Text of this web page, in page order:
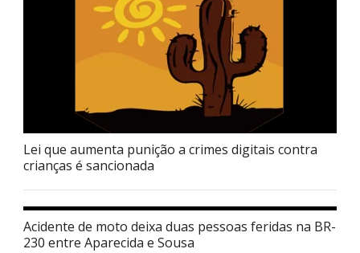
Lei que aumenta punição a crimes digitais contra
crianças é sancionada
Acidente de moto deixa duas pessoas feridas na BR-
230 entre Aparecida e Sousa